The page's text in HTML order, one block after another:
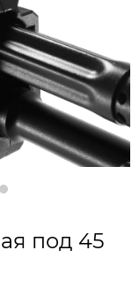
под 45